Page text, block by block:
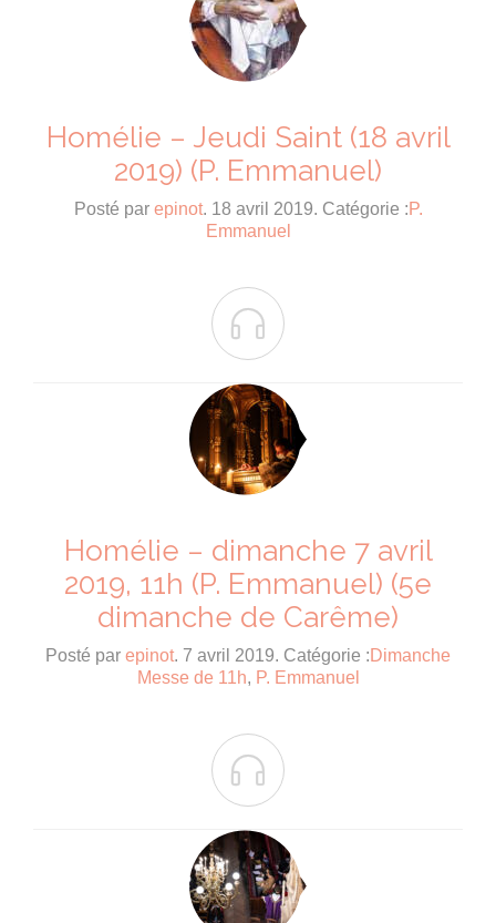
Homélie – Jeudi Saint (18 avril
2019) (P. Emmanuel)
Posté par epinot. 18 avril 2019. Catégorie : P.
Emmanuel

Homélie – dimanche 7 avril
2019, 11h (P. Emmanuel) (5e
dimanche de Carême)
Posté par epinot. 7 avril 2019. Catégorie : Dimanche
Messe de 11h, P. Emmanuel
